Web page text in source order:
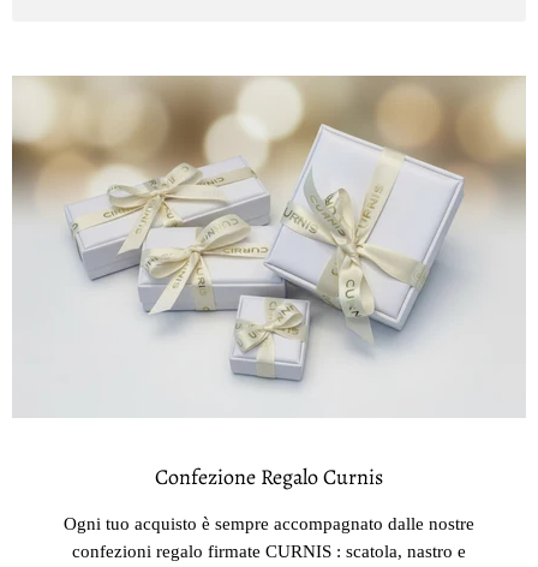
Confezione Regalo Curnis
Ogni tuo acquisto è sempre accompagnato dalle nostre
confezioni regalo firmate CURNIS : scatola, nastro e